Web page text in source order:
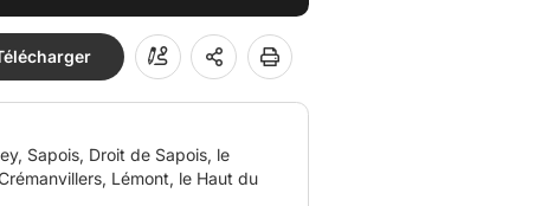
Sapois, Droit de Sapois, le
Lémont, le Haut du